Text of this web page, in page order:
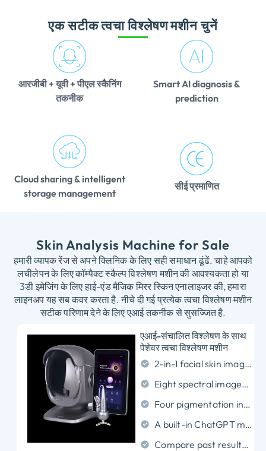
एक सटीक त्वचा विश्लेषण मशीन चुनें
आरजीबी + यूवी + पीएल स्कैनिंग
तकनीक
Smart AI diagnosis &
prediction
Cloud sharing & intelligent
storage management
सीई प्रमाणित
Skin Analysis Machine for Sale
हमारी व्यापक रेंज से अपने क्लिनिक के लिए सही समाधान ढूंढें. चाहे आपको
लचीलेपन के लिए कॉम्पैक्ट स्कैल्प विश्लेषण मशीन की आवश्यकता हो या
3डी इमेजिंग के लिए हाई-एंड मैजिक मिरर स्किन एनालाइजर की, हमारा
लाइनअप यह सब कवर करता है. नीचे दी गई प्रत्येक त्वचा विश्लेषण मशीन
सटीक परिणाम देने के लिए एआई तकनीक से सुसज्जित है.
एआई-संचालित विश्लेषण के साथ
पेशेवर त्वचा विश्लेषण मशीन
2-in-1 facial skin imaging and scalp analysis
Eight spectral images for a closer look at skin
Four pigmentation indicators for surface and deeper skin review
A built-in ChatGPT model for reports and skincare questions
Compare past results and store client records in the cloud